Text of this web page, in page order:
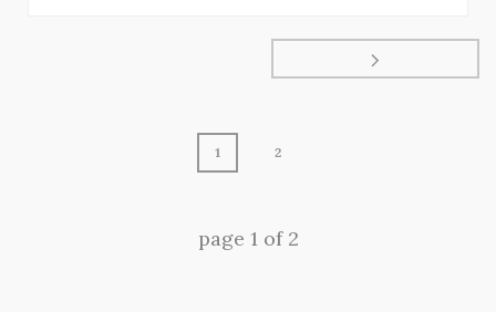
1 2
page 1of 2